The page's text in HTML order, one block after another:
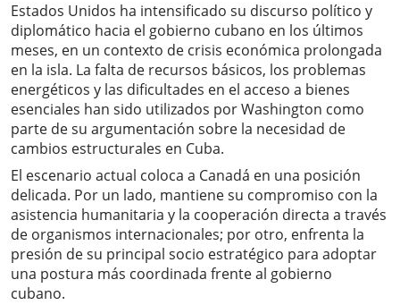
Estados Unidos ha intensificado su discurso político y
diplomático hacia el gobierno cubano en los últimos
meses, en un contexto de crisis económica prolongada
en la isla. La falta de recursos básicos, los problemas
energéticos y las dificultades en el acceso a bienes
esenciales han sido utilizados por Washington como
parte de su argumentación sobre la necesidad de
cambios estructurales en Cuba.
El escenario actual coloca a Canadá en una posición
delicada. Por un lado, mantiene su compromiso con la
asistencia humanitaria y la cooperación directa a través
de organismos internacionales; por otro, enfrenta la
presión de su principal socio estratégico para adoptar
una postura más coordinada frente al gobierno
cubano.